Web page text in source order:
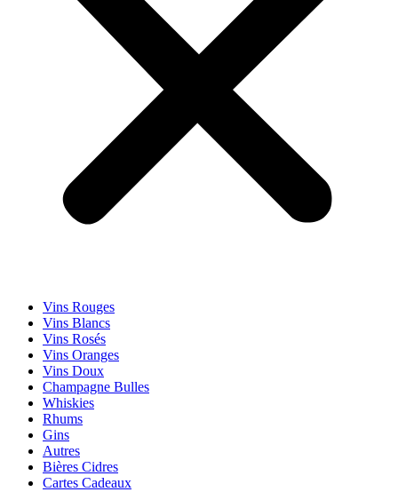
Vins Rouges
Vins Blancs
Vins Rosés
Vins Oranges
Vins Doux
Champagne Bulles
Whiskies
Rhums
Gins
Autres
Bières Cidres
Cartes Cadeaux